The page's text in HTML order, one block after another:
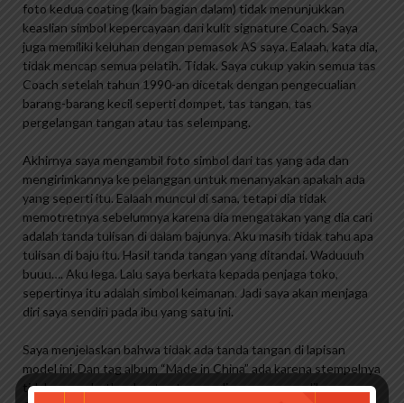
foto kedua coating (kain bagian dalam) tidak menunjukkan
keaslian simbol kepercayaan dari kulit signature Coach. Saya
juga memiliki keluhan dengan pemasok AS saya. Ealaah, kata dia,
tidak mencap semua pelatih. Tidak. Saya cukup yakin semua tas
Coach setelah tahun 1990-an dicetak dengan pengecualian
barang-barang kecil seperti dompet, tas tangan, tas
pergelangan tangan atau tas selempang.
Akhirnya saya mengambil foto simbol dari tas yang ada dan
mengirimkannya ke pelanggan untuk menanyakan apakah ada
yang seperti itu. Ealaah muncul di sana, tetapi dia tidak
memotretnya sebelumnya karena dia mengatakan yang dia cari
adalah tanda tulisan di dalam bajunya. Aku masih tidak tahu apa
tulisan di baju itu. Hasil tanda tangan yang ditandai. Waduuuh
buuu…. Aku lega. Lalu saya berkata kepada penjaga toko,
sepertinya itu adalah simbol keimanan. Jadi saya akan menjaga
diri saya sendiri pada ibu yang satu ini.
Saya menjelaskan bahwa tidak ada tanda tangan di lapisan
model ini. Dan tag album “Made in China” ada karena stempelnya
tidak menyebutkan buatan tangan di negara mana. Jika ragu,